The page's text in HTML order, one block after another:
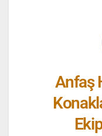
Anfaş